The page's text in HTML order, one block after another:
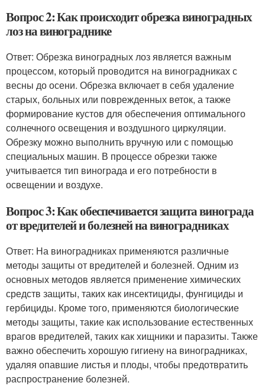
Вопрос 2: Как происходит обрезка виноградных
лоз на винограднике
Ответ: Обрезка виноградных лоз является важным
процессом, который проводится на виноградниках с
весны до осени. Обрезка включает в себя удаление
старых, больных или поврежденных веток, а также
формирование кустов для обеспечения оптимального
солнечного освещения и воздушного циркуляции.
Обрезку можно выполнить вручную или с помощью
специальных машин. В процессе обрезки также
учитывается тип винограда и его потребности в
освещении и воздухе.
Вопрос 3: Как обеспечивается защита винограда
от вредителей и болезней на виноградниках
Ответ: На виноградниках применяются различные
методы защиты от вредителей и болезней. Одним из
основных методов является применение химических
средств защиты, таких как инсектициды, фунгициды и
гербициды. Кроме того, применяются биологические
методы защиты, такие как использование естественных
врагов вредителей, таких как хищники и паразиты. Также
важно обеспечить хорошую гигиену на виноградниках,
удаляя опавшие листья и плоды, чтобы предотвратить
распространение болезней.